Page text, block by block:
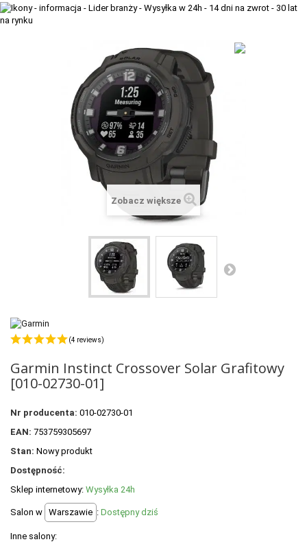
TACX
VOSTOK EUROPE ZEGARKI
OBAKU DENMARK ZEGARKI
PROMOCJE
+
OUTLET
WYPRZEDAŻ
Zobacz większe
(4 reviews)
Garmin Instinct Crossover Solar Grafitowy
[010-02730-01]
Nr producenta: 010-02730-01
EAN: 753759305697
Stan: Nowy produkt
Dostępność:
Sklep internetowy: Wysyłka 24h
Salon w Warszawie : Dostępny dziś
Inne salony: